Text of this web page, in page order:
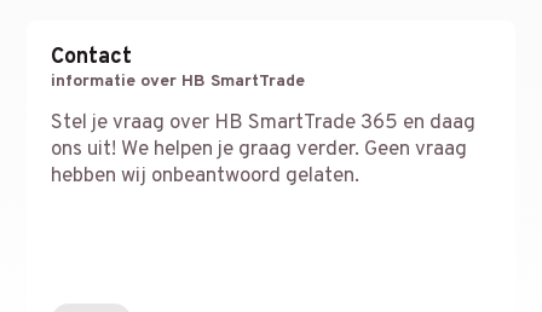
Contact
informatie over HB SmartTrade
Stel je vraag over HB SmartTrade 365 en daag
ons uit! We helpen je graag verder. Geen vraag
hebben wij onbeantwoord gelaten.